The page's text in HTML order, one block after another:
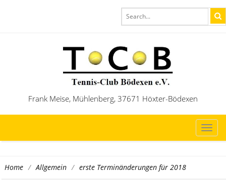
Frank Meise, Mühlenberg, 37671 Höxter-Bödexen
Home / Allgemein / erste Terminänderungen für 2018